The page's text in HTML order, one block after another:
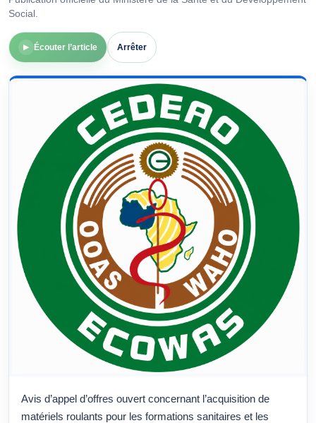
Social.
▶ Écouter l’article Arrêter
Avis d’appel d’offres ouvert concernant l’acquisition de
matériels roulants pour les formations sanitaires et les